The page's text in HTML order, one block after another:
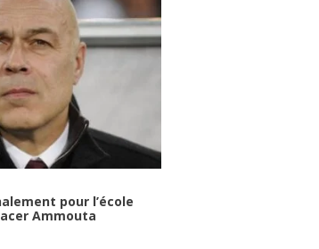
pour l’école
Ammouta